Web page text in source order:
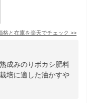
格と在庫を楽天でチェック >>
成みのりボカシ肥料
培に適した油かすや